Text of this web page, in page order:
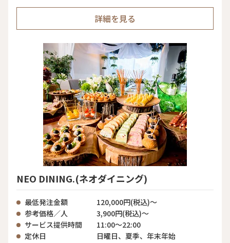
詳細を見る
NEO DINING.(ネオダイニング)
最低発注金額
120,000円(税込)～
参考価格／人
3,900円(税込)～
サービス提供時間
11:00〜22:00
定休日
日曜日、夏季、年末年始